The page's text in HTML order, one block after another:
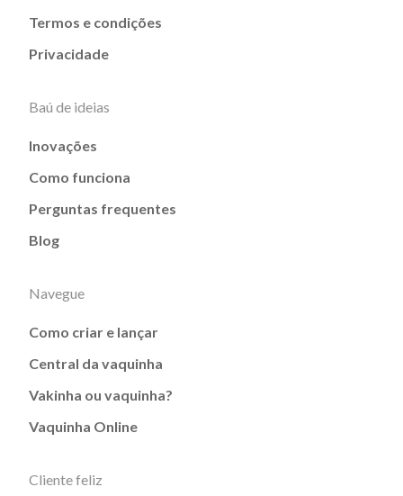
Termos e condições
Privacidade
Baú de ideias
Inovações
Como funciona
Perguntas frequentes
Blog
Navegue
Como criar e lançar
Central da vaquinha
Vakinha ou vaquinha?
Vaquinha Online
Cliente feliz